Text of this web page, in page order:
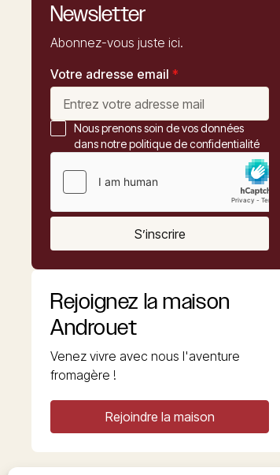
Newsletter
Abonnez-vous juste ici.
Votre adresse email *
Nous prenons soin de vos données
dans notre politique de confidentialité
S’inscrire
Rejoignez la maison
Androuet
Venez vivre avec nous l'aventure
fromagère !
Rejoindre la maison